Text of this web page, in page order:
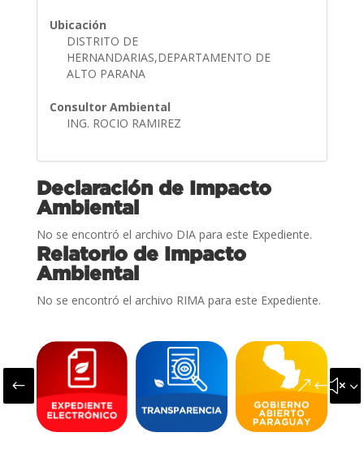
Ubicación
DISTRITO DE
HERNANDARIAS,DEPARTAMENTO DE
ALTO PARANA
Consultor Ambiental
ING. ROCIO RAMIREZ
Declaración de Impacto
Ambiental
No se encontró el archivo DIA para este Expediente.
Relatorio de Impacto
Ambiental
No se encontró el archivo RIMA para este Expediente.
#